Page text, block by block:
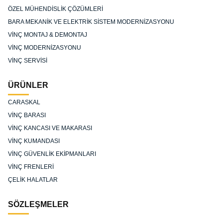
ÖZEL MÜHENDİSLİK ÇÖZÜMLERİ
BARA MEKANİK VE ELEKTRİK SİSTEM MODERNİZASYONU
VİNÇ MONTAJ & DEMONTAJ
VİNÇ MODERNİZASYONU
VİNÇ SERVİSİ
ÜRÜNLER
CARASKAL
VİNÇ BARASI
VİNÇ KANCASI VE MAKARASI
VİNÇ KUMANDASI
VİNÇ GÜVENLİK EKİPMANLARI
VİNÇ FRENLERİ
ÇELİK HALATLAR
SÖZLEŞMELER